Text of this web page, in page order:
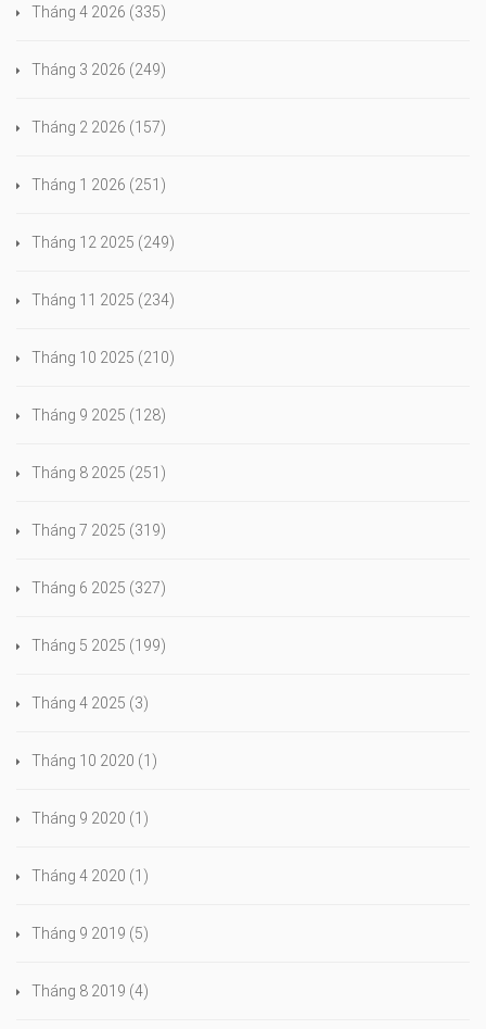
Tháng 4 2026 (335)
Tháng 3 2026 (249)
Tháng 2 2026 (157)
Tháng 1 2026 (251)
Tháng 12 2025 (249)
Tháng 11 2025 (234)
Tháng 10 2025 (210)
Tháng 9 2025 (128)
Tháng 8 2025 (251)
Tháng 7 2025 (319)
Tháng 6 2025 (327)
Tháng 5 2025 (199)
Tháng 4 2025 (3)
Tháng 10 2020 (1)
Tháng 9 2020 (1)
Tháng 4 2020 (1)
Tháng 9 2019 (5)
Tháng 8 2019 (4)